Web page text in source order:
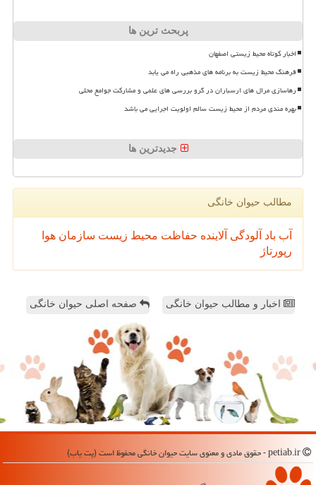
پربحث ترین ها
اخبار کوتاه محیط زیستی اصفهان
فرهنگ محیط زیست به برنامه های مذهبی راه می یابد
رهاسازی مرال های ارسباران در گرو بررسی های علمی و مشارکت جوامع محلی
بهره مندی مردم از محیط زیست سالم اولویت اجرایی می باشد
جدیدترین ها
مطالب حیوان خانگی
آب باد آلودگی آلاینده حفاظت محیط زیست سازمان هوا
رپورتاژ
اخبار و مطالب حیوان خانگی صفحه اصلی حیوان خانگی